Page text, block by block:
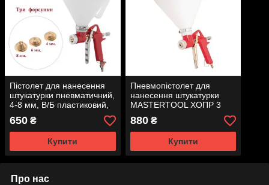
Пістолет для нанесення
штукатурки пневматичний,
4-8 мм, В/Б пластиковий,
INTERTOOL PT-0402
650 ₴
Купити
Пневмопістолет для
нанесення штукатурки
MASTERTOOL ХОПР 3
ВПЛБ 5000 мл 3-5 бар 81-
8770
880₴
Купити
Про нас